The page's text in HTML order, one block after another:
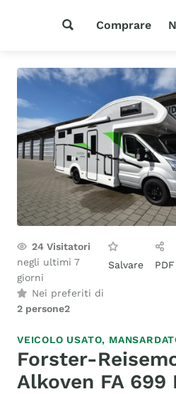
Comprare
24 Visitatori
negli ultimi 7
giorni
Nei preferiti di
2 persone2
Salvare PDF
VEICOLO USATO,
Forster-
Alkoven FA 699